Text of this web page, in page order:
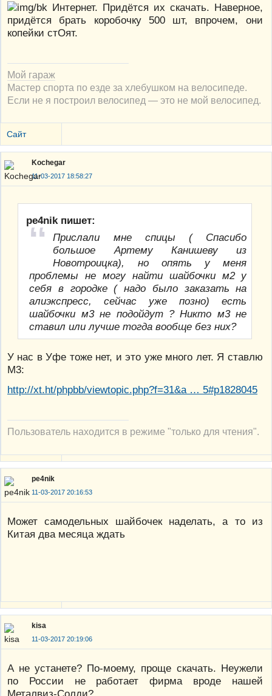
Интернет. Придётся их скачать. Наверное,
придётся брать коробочку 500 шт, впрочем, они
копейки стОят.
Мой гараж
Мастер спорта по езде за хлебушком на велосипеде.
Если не я построил велосипед — это не мой велосипед.
Сайт
Kochegar
11-03-2017 18:58:27
pe4nik пишет:
Прислали мне спицы ( Спасибо
большое Артему Канишеву из
Новотроицка), но опять у меня
проблемы не могу найти шайбочки м2 у
себя в городке ( надо было заказать на
алиэкспресс, сейчас уже позно) есть
шайбочки м3 не подойдут ? Никто м3 не
ставил или лучше тогда вообще без них?
У нас в Уфе тоже нет, и это уже много лет. Я ставлю
М3:
http://xt.ht/phpbb/viewtopic.php?f=31&a … 5#p1828045
Пользователь находится в режиме "только для чтения".
pe4nik
11-03-2017 20:16:53
Может самодельных шайбочек наделать, а то из
Китая два месяца ждать
kisa
11-03-2017 20:19:06
А не устанете? По-моему, проще скачать. Неужели
по России не работает фирма вроде нашей